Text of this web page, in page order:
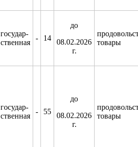
государ-
ственная
- 14
до
08.02.2026
г.
товары
государ-
ственная
- 55
до
08.02.2026
г.
товары